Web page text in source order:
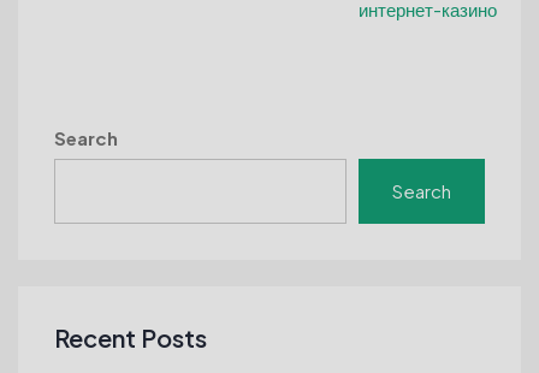
интернет-казино
Search
Search
Recent Posts